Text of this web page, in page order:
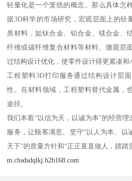
轻量化是一个笼统的概念。那么具体怎
据3D科学的市场研究，宏观层面上的轻
质材料，如钛合金、铝合金、镁合金、
纤维或碳纤维复合材料等材料。微观层
过结构设计优化，使零件设计得更紧凑和
工程塑料3D打印服务通过结构设计层
性。在材料领域，工程塑料替代金属，
途径。
我们本着“以信为天，以诚为本”的经营
服务，让顾客满意。坚守“以人为本、以
天下”的质量方针和“正正直直做人，踏踏
m.chsdsdqlkj.b2b168.com